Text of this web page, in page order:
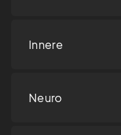
Innere
Neuro